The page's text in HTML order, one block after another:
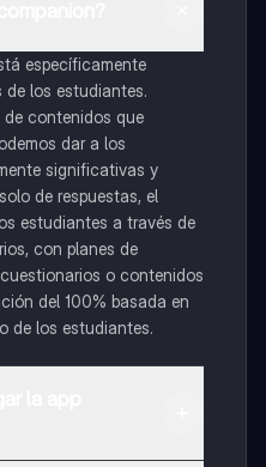
específicamente
los estudiantes.
contenidos que
dar a los
significativas y
de respuestas, el
estudiantes a través de
con planes de
o contenidos
del 100% basada en
de los estudiantes.